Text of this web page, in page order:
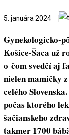
5. januára 2024
Gynekologicko-
Košice-Šaca už
o čom svedčí aj
nielen mamičky
celého
počas ktorého
šačianskeho
takmer 1700